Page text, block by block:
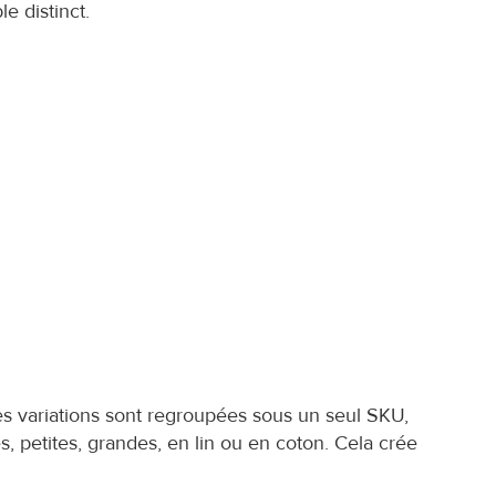
distinct.
variations sont regroupées sous un seul SKU,
petites, grandes, en lin ou en coton. Cela crée